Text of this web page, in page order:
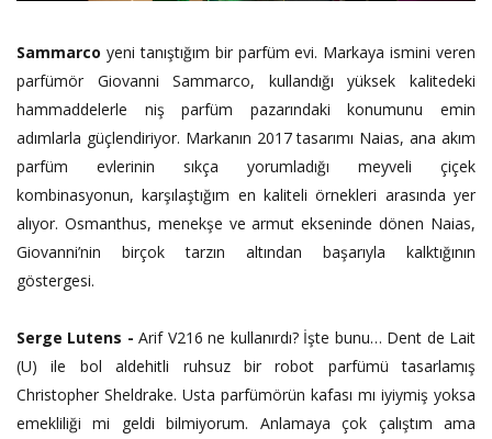
Sammarco yeni tanıştığım bir parfüm evi. Markaya ismini veren
parfümör Giovanni Sammarco, kullandığı yüksek kalitedeki
hammaddelerle niş parfüm pazarındaki konumunu emin
adımlarla güçlendiriyor. Markanın 2017 tasarımı Naias, ana akım
parfüm evlerinin sıkça yorumladığı meyveli çiçek
kombinasyonun, karşılaştığım en kaliteli örnekleri arasında yer
alıyor. Osmanthus, menekşe ve armut ekseninde dönen Naias,
Giovanni’nin birçok tarzın altından başarıyla kalktığının
göstergesi.
Serge Lutens -Arif V216 ne kullanırdı? İşte bunu… Dent de Lait
(U) ile bol aldehitli ruhsuz bir robot parfümü tasarlamış
Christopher Sheldrake. Usta parfümörün kafası mı iyiymiş yoksa
emekliliği mi geldi bilmiyorum. Anlamaya çok çalıştım ama